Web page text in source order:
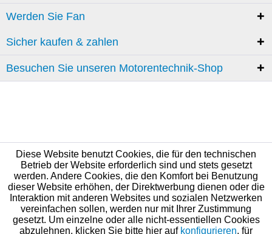
Werden Sie Fan
Sicher kaufen & zahlen
Besuchen Sie unseren Motorentechnik-Shop
Diese Website benutzt Cookies, die für den technischen
Betrieb der Website erforderlich sind und stets gesetzt
werden. Andere Cookies, die den Komfort bei Benutzung
dieser Website erhöhen, der Direktwerbung dienen oder die
Interaktion mit anderen Websites und sozialen Netzwerken
vereinfachen sollen, werden nur mit Ihrer Zustimmung
gesetzt. Um einzelne oder alle nicht-essentiellen Cookies
abzulehnen, klicken Sie bitte hier auf konfigurieren, für